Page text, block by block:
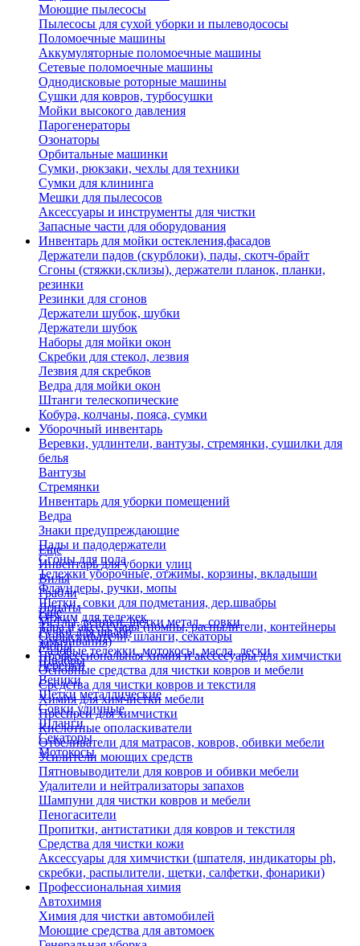
Моющие пылесосы
Пылесосы для сухой уборки и пылеводососы
Поломоечные машины
Аккумуляторные поломоечные машины
Сетевые поломоечные машины
Однодисковые роторные машины
Сушки для ковров, турбосушки
Мойки высокого давления
Парогенераторы
Озонаторы
Орбитальные машинки
Сумки, рюкзаки, чехлы для техники
Сумки для клининга
Мешки для пылесосов
Аксессуары и инструменты для чистки
Запасные части для оборудования
Инвентарь для мойки остекления,фасадов
Держатели падов (скурблоки), пады, скотч-брайт
Сгоны (стяжки,склизы), держатели планок, планки,
резинки
Резинки для сгонов
Держатели шубок, шубки
Держатели шубок
Наборы для мойки окон
Скребки для стекол, лезвия
Лезвия для скребков
Ведра для мойки окон
Штанги телескопические
Кобура, колчаны, пояса, сумки
Уборочный инвентарь
Веревки, удлинтели, вантузы, стремянки, сушилки для
белья
Вантузы
Стремянки
Инвентарь для уборки помещений
Ведра
Знаки предупреждающие
Пады и падодержатели
Сгоны для пола
Тележки уборочные, отжимы, корзины, вкладыши
Флаундеры, ручки, мопы
Щетки, совки для подметания, дер.швабры
Отжим для тележек
Ручки для швабр
Мопы
Швабры
Еще
Инвентарь для уборки улиц
Вилы
Грабли
Лопаты
Метлы, веники, щетки метал., совки
Опрыскиватели, шланги, секаторы
Садовые тележки, мотокосы, масла, лески
Черенки
Веники
Щетки металлические
Совки уличные
Шланги
Секаторы
Мотокосы
Еще
Тара и аксессуары (помпы, распылители, контейнеры
замачивания)
Профессиональная химия и акссесуары для химчистки
Основные средства для чистки ковров и мебели
Средства для чистки ковров и текстиля
Химия для химчистки мебели
Преспреи для химчистки
Кислотные ополаскиватели
Отбеливатели для матрасов, ковров, обивки мебели
Усилители моющих средств
Пятновыводители для ковров и обивки мебели
Удалители и нейтрализаторы запахов
Шампуни для чистки ковров и мебели
Пеногасители
Пропитки, антистатики для ковров и текстиля
Средства для чистки кожи
Аксессуары для химчистки (шпателя, индикаторы ph,
скребки, распылители, щетки, салфетки, фонарики)
Профессиональная химия
Автохимия
Химия для чистки автомобилей
Моющие средства для автомоек